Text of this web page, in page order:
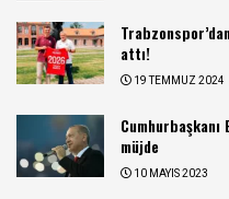
attı!
19 TEMMUZ 2024
müjde
10 MAYIS 2023